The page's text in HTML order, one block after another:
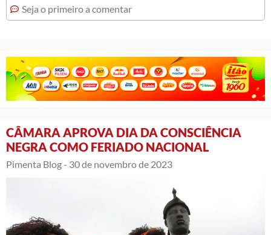
Seja o primeiro a comentar
CÂMARA APROVA DIA DA CONSCIÊNCIA
NEGRA COMO FERIADO NACIONAL
Pimenta Blog - 30 de novembro de 2023